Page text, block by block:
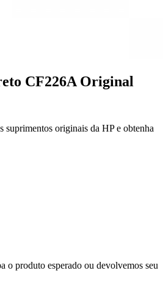
CF226A Original
suprimentos originais da HP e obtenha
o produto esperado ou devolvemos seu